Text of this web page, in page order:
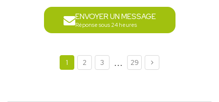
ENVOYER UN MESSAGE
Réponse sous 24 heures
1 2 3 ... 29